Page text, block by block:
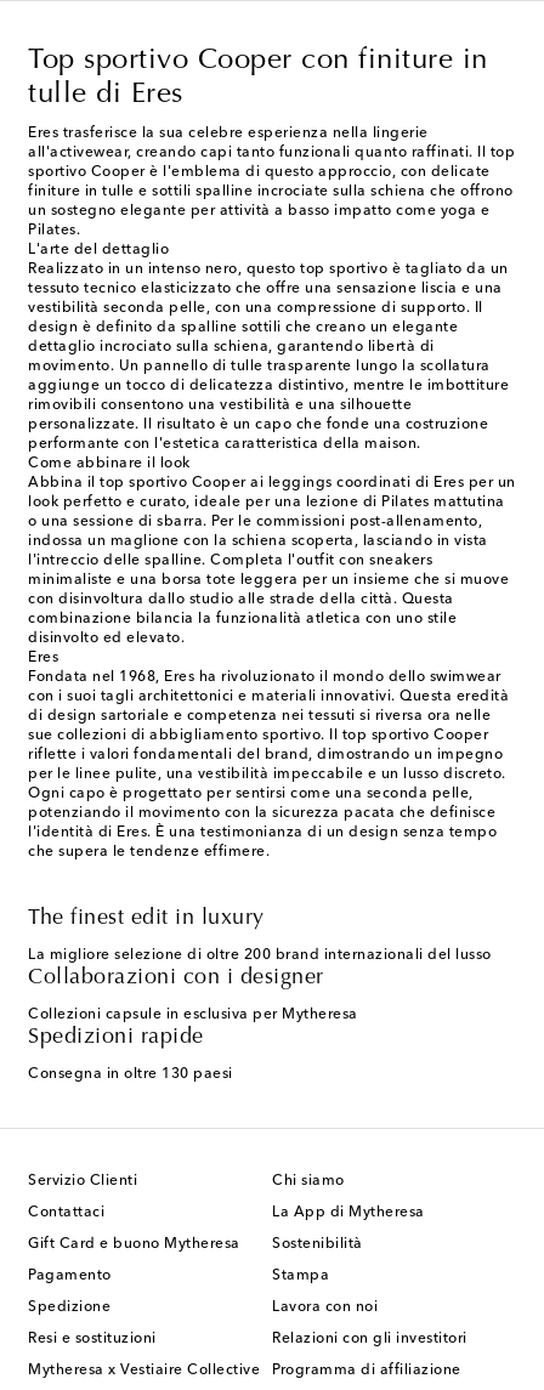
Top sportivo Cooper con finiture in
tulle di Eres
Eres trasferisce la sua celebre esperienza nella lingerie
all'activewear, creando capi tanto funzionali quanto raffinati. Il top
sportivo Cooper è l'emblema di questo approccio, con delicate
finiture in tulle e sottili spalline incrociate sulla schiena che offrono
un sostegno elegante per attività a basso impatto come yoga e
Pilates.
L'arte del dettaglio
Realizzato in un intenso nero, questo top sportivo è tagliato da un
tessuto tecnico elasticizzato che offre una sensazione liscia e una
vestibilità seconda pelle, con una compressione di supporto. Il
design è definito da spalline sottili che creano un elegante
dettaglio incrociato sulla schiena, garantendo libertà di
movimento. Un pannello di tulle trasparente lungo la scollatura
aggiunge un tocco di delicatezza distintivo, mentre le imbottiture
rimovibili consentono una vestibilità e una silhouette
personalizzate. Il risultato è un capo che fonde una costruzione
performante con l'estetica caratteristica della maison.
Come abbinare il look
Abbina il top sportivo Cooper ai leggings coordinati di Eres per un
look perfetto e curato, ideale per una lezione di Pilates mattutina
o una sessione di sbarra. Per le commissioni post-allenamento,
indossa un maglione con la schiena scoperta, lasciando in vista
l'intreccio delle spalline. Completa l'outfit con sneakers
minimaliste e una borsa tote leggera per un insieme che si muove
con disinvoltura dallo studio alle strade della città. Questa
combinazione bilancia la funzionalità atletica con uno stile
disinvolto ed elevato.
Eres
Fondata nel 1968, Eres ha rivoluzionato il mondo dello swimwear
con i suoi tagli architettonici e materiali innovativi. Questa eredità
di design sartoriale e competenza nei tessuti si riversa ora nelle
sue collezioni di abbigliamento sportivo. Il top sportivo Cooper
riflette i valori fondamentali del brand, dimostrando un impegno
per le linee pulite, una vestibilità impeccabile e un lusso discreto.
Ogni capo è progettato per sentirsi come una seconda pelle,
potenziando il movimento con la sicurezza pacata che definisce
l'identità di Eres. È una testimonianza di un design senza tempo
che supera le tendenze effimere.
The finest edit in luxury
La migliore selezione di oltre 200 brand internazionali del lusso
Collaborazioni con i designer
Collezioni capsule in esclusiva per Mytheresa
Spedizioni rapide
Consegna in oltre 130 paesi
Servizio Clienti
Contattaci
Gift Card e buono Mytheresa
Pagamento
Spedizione
Resi e sostituzioni
Mytheresa x Vestiaire Collective
Chi siamo
La App di Mytheresa
Sostenibilità
Stampa
Lavora con noi
Relazioni con gli investitori
Programma di affiliazione